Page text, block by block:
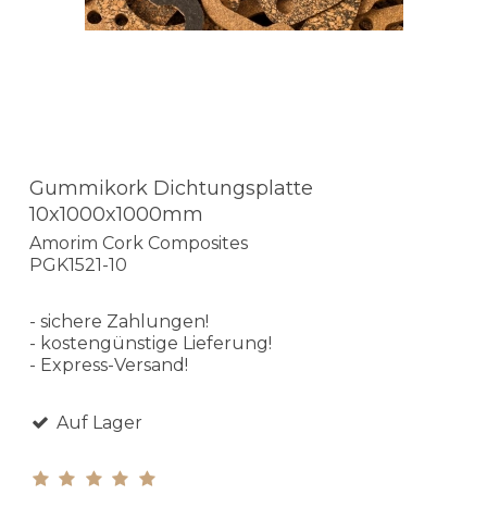
Gummikork Dichtungsplatte
10x1000x1000mm
Amorim Cork Composites
PGK1521-10
- sichere Zahlungen!
- kostengünstige Lieferung!
- Express-Versand!
Auf Lager